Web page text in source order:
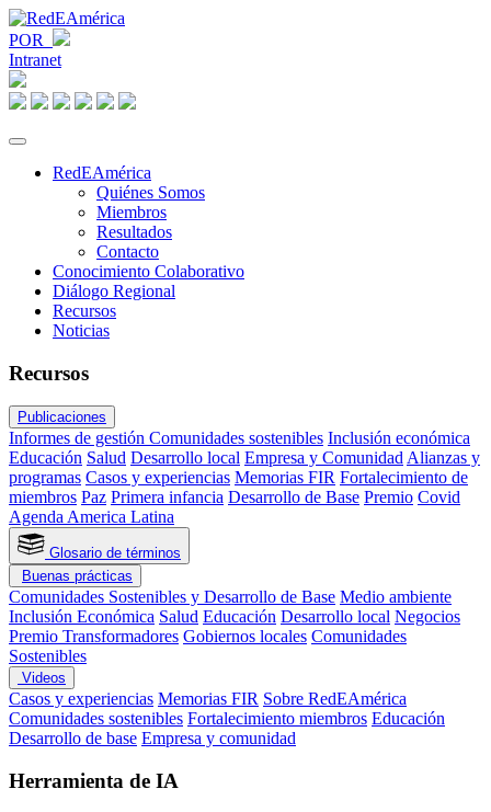
POR
Intranet
RedEAmérica
Quiénes Somos
Miembros
Resultados
Contacto
Conocimiento Colaborativo
Diálogo Regional
Recursos
Noticias
Recursos
Publicaciones
Informes de gestión Comunidades sostenibles Inclusión económica
Educación Salud Desarrollo local Empresa y ComunidadAlianzas y
programas Casos y experiencias Memorias FIR Fortalecimiento de
miembros Paz Primera infancia Desarrollo de Base Premio Covid
Agenda America Latina
Glosario de términos
Buenas prácticas
Comunidades Sostenibles y Desarrollo de Base Medio ambiente
Inclusión Económica Salud Educación Desarrollo local Negocios
Premio Transformadores Gobiernos locales Comunidades
Sostenibles
Videos
Casos y experiencias Memorias FIR Sobre RedEAmérica
Comunidades sostenibles Fortalecimiento miembros Educación
Desarrollo de base Empresa y comunidad
Herramienta de IA